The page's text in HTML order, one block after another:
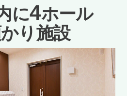
に4ホール
り施設